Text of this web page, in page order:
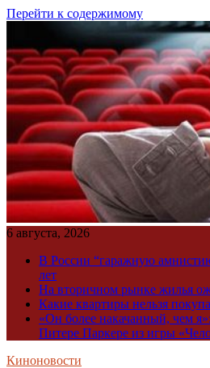
Перейти к содержимому
6 августа, 2026
В России “гаражную
лет
На вторичном рынке жилья
Какие квартиры нельзя
«Он более накачанный, чем
Питере Паркере из игры
Киноновости